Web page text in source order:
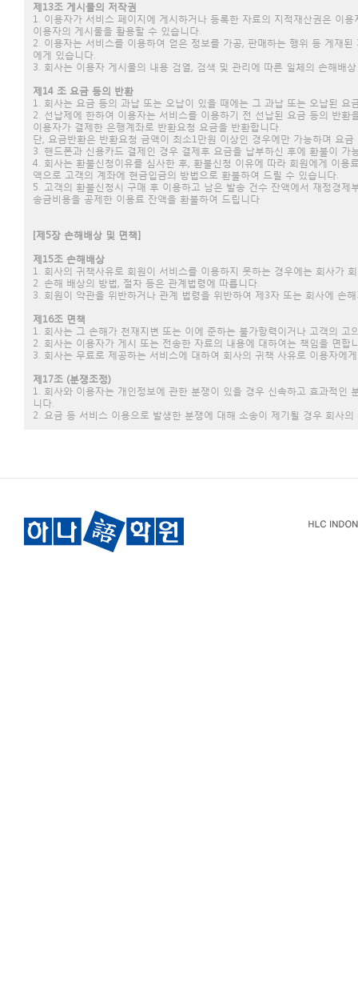
제13조 게시물의 저작권
1. 이용자가 서비스 페이지에 게시하거나 등록한 자료의 지적재산권은 이
이용자의 게시물을 활용할 수 있습니다.
2. 이용자는 서비스를 이용하여 얻은 정보를 가공, 판매하는 행위 등 게재
에게 있습니다.
3. 회사는 이용자 게시물의 내용 검열, 검색 및 관리에 따른 일체의 손해배
제14 조 요금 등의 반환
1. 회사는 요금 등의 과납 또는 오납이 있을 때에는 그 과납 또는 오납된
2. 선납제에 한하여 이용자는 서비스를 이용하기 전 선납된 요금 등의 반
이용자가 결제한 은행계좌로 반환요청 요금을 반환합니다.
단, 요금반환은 반환요청 금액이 최소1만원 이상인 경우에만 가능하며 요
3. 핸드폰과 신용카드 결제인 경우 결제후 요금을 납부하신 후에 환불이 가
4. 회사는 환불신청이유를 심사한 후, 환불신청 이유에 따라 회원에게 이
액으로 고객의 계좌에 현금입금의 방법으로 환불하여 드릴 수 있습니다.
5. 고객의 환불신청시 구매 후 이용하고 남은 발송 건수 잔액에서 재정경
송금비용을 공제한 이용료 잔액을 환불하여 드립니다
[제5장 손해배상 및 면책]
제15조 손해배상
1. 회사의 귀책사유로 회원이 서비스를 이용하지 못하는 경우에는 회사가
2. 손해 배상의 방법, 절차 등은 관계법령에 따릅니다.
3. 회원이 약관을 위반하거나 관계 법령을 위반하여 제3자 또는 회사에 손
제16조 면책
1. 회사는 그 손해가 천재지변 또는 이에 준하는 불가항력이거나 고객의
2. 회사는 이용자가 게시 또는 전송한 자료의 내용에 대하여는 책임을 면합
3. 회사는 무료로 제공하는 서비스에 대하여 회사의 귀책 사유로 이용자에
제17조 (분쟁조정)
1. 회사와 이용자는 개인정보에 관한 분쟁이 있을 경우 신속하고 효과적인
니다.
2. 요금 등 서비스 이용으로 발생한 분쟁에 대해 소송이 제기될 경우 회사